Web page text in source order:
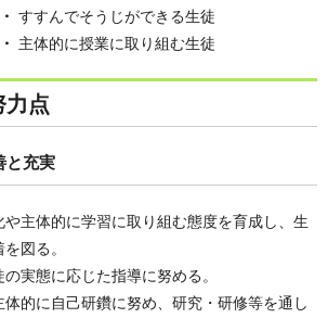
すすんでそうじができる生徒
主体的に授業に取り組む生徒
力点
充実
主体的に学習に取り組む態度を育成し、生
図る。
実態に応じた指導に努める。
的に自己研鑽に努め、研究・研修等を通し